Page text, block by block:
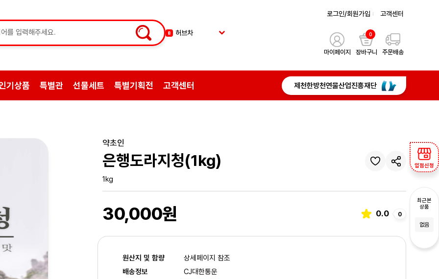
8 허브차
쌍화탕
한약
로그인/회원가입 고객센터
마이페이지
0
장바구니 주문배송
기상품 특별관 선물세트 특별기획전 고객센터 제천한방천연물산업진흥재단
입점신청
최근본
상품
없음
약초인
은행도라지청(1kg)
1kg
30,000원 0.0 0
원산지 및 함량
상세페이지 참조
배송정보
CJ대한통운